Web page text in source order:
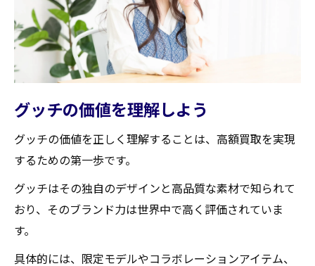
査定士とのコミュニケーション方法
信頼できる買取店舗の選び方とポイント
口コミと評判を確認する方法
買取実績が豊富な店舗を選ぶ理由
店舗の査定士の経験と資格を確認する
店舗の立地とアクセスの重要性
商品の状態がグッチの買取価格に与える影響
グッチの価値を理解しよう
グッチの価値を正しく理解することは、高額買取を実現
するための第一歩です。
グッチはその独自のデザインと高品質な素材で知られて
おり、そのブランド力は世界中で高く評価されていま
す。
具体的には、限定モデルやコラボレーションアイテム、